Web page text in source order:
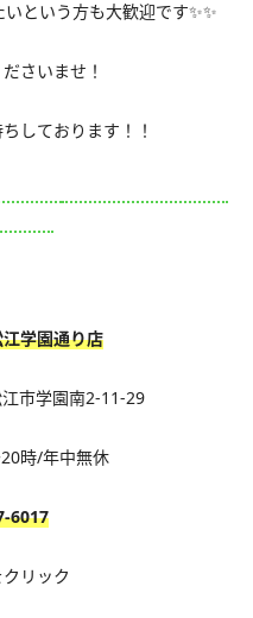
という方も大歓迎です✨✨
さいませ！
しております！！
学園通り店
市学園南2-11-29
時/年中無休
6017
リック